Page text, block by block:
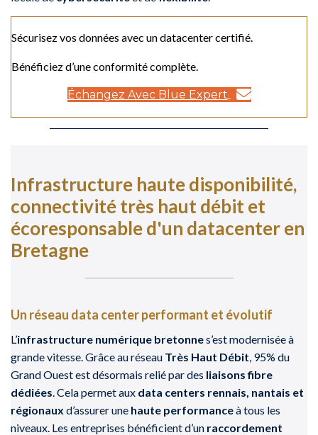
Sécurisez vos données avec un datacenter certifié.
Bénéficiez d’une conformité complète.
Échangez Avec Blue Expert
Infrastructure haute disponibilité,
connectivité très haut débit et
écoresponsable d'un datacenter en
Bretagne
Un réseau data center performant et évolutif
L’infrastructure numérique bretonnes’est modernisée à
grande vitesse. Grâce au réseau Très Haut Débit , 95% du
Grand Ouest est désormais relié par des liaisons fibre
dédiées . Cela permet aux data centers rennais, nantais et
régionaux d’assurer une haute performanceà tous les
niveaux. Les entreprises bénéficient d’un raccordement